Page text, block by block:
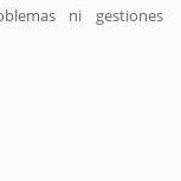
ni gestiones